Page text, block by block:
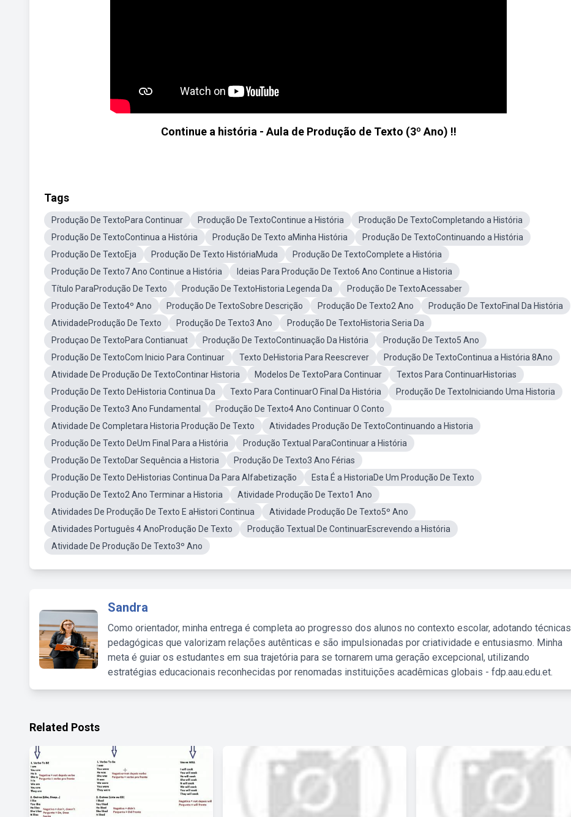
Continue a história - Aula de Produção de Texto (3º Ano) !!
Tags
Produção De TextoPara Continuar Produção De TextoContinue a História
Produção De TextoCompletando a História
Produção De TextoContinua a História
Produção De Texto aMinha História
Produção De TextoContinuando a História
Produção De TextoEja
Produção De Texto HistóriaMuda
Produção De TextoComplete a História
Produção De Texto7 Ano Continue a História
Ideias Para Produção De Texto6 Ano Continue a Historia
Título ParaProdução De Texto
Produção De TextoHistoria Legenda Da
Produção De TextoAcessaber
Produção De Texto4º Ano
Produção De TextoSobre Descrição Produção De Texto2 Ano
Produção De TextoFinal Da História
AtividadeProdução De Texto
Produção De Texto3 Ano
Produção De TextoHistoria Seria Da
Produçao De TextoPara Contianuat
Produção De TextoContinuação Da História
Produção De Texto5 Ano
Produção De TextoCom Inicio Para Continuar
Texto DeHistoria Para Reescrever
Produção De TextoContinua a História 8Ano
Atividade De Produção De TextoContinar Historia
Modelos De TextoPara Continuar
Textos Para ContinuarHistorias
Produção De Texto DeHistoria Continua Da
Texto Para ContinuarO Final Da História
Produção De TextoIniciando Uma Historia
Produção De Texto3 Ano Fundamental
Produção De Texto4 Ano Continuar O Conto
Atividade De Completara Historia Produção De Texto
Atividades Produção De TextoContinuando a Historia
Produção De Texto DeUm Final Para a História
Produção Textual ParaContinuar a História
Produção De TextoDar Sequência a Historia
Produção De Texto3 Ano Férias
Produção De Texto DeHistorias Continua Da Para Alfabetização
Esta É a HistoriaDe Um Produção De Texto
Produção De Texto2 Ano Terminar a Historia
Atividade Produção De Texto1 Ano
Atividades De Produção De Texto E aHistori Continua
Atividade Produção De Texto5º Ano
Atividades Português 4 AnoProdução De Texto
Produção Textual De ContinuarEscrevendo a História
Atividade De Produção De Texto3º Ano
Sandra
Como orientador, minha entrega é completa ao progresso dos alunos no contexto escolar, adotando técnicas
pedagógicas que valorizam relações autênticas e são impulsionadas por criatividade e entusiasmo. Minha
meta é guiar os estudantes em sua trajetória para se tornarem uma geração excepcional, utilizando
estratégias educacionais reconhecidas por renomadas instituições acadêmicas globais - fdp.aau.edu.et.
Related Posts